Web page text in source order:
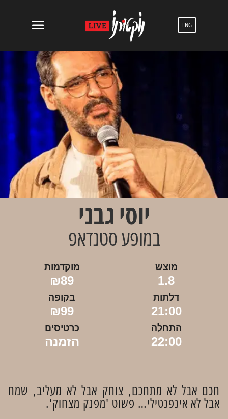
ENG
יוסי גבני
במופע סטנדאפ
מוצש
1.8
מוקדמות
₪89
דלתות
21:00
בקופה
₪99
התחלה
22:00
כרטיסים
הזמנה
חכם אבל לא מתחכם, צוחק אבל לא מעליב, שמח
אבל לא אינפנטילי… פשוט 'מפנק מצחוק'.